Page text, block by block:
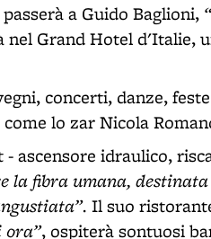
a Guido Baglioni,
nel Grand Hotel d'Italie,
concerti, danze,
lo zar Nicola
ascensore idraulico,
la fibra umana,
Il suo
ora”, ospiterà sontuosi